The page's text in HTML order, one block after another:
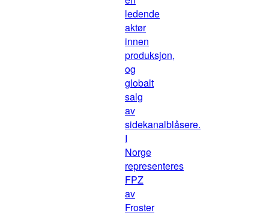
ledende
aktør
innen
produksjon,
og
globalt
salg
av
sidekanalblåsere.
I
Norge
representeres
FPZ
av
Froster